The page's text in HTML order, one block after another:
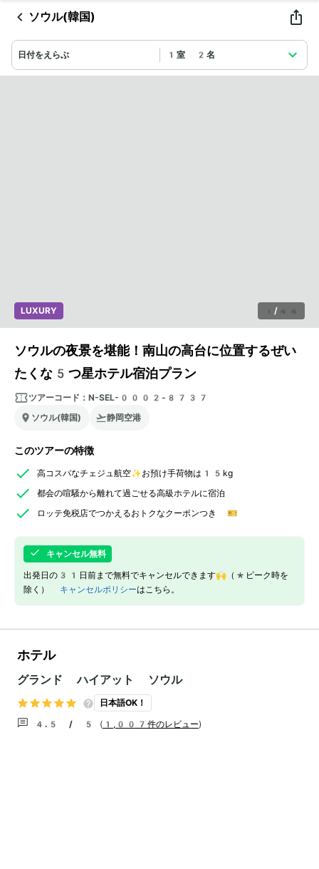
ソウル(韓国)
日付をえらぶ 1室 2名
1 / 44
LUXURY
ソウルの夜景を堪能！南山の高台に位置するぜい
たくな5つ星ホテル宿泊プラン
ツアーコード： N-SEL-0002-8737
ソウル(韓国)
静岡空港
このツアーの特徴
高コスパなチェジュ航空✨お預け手荷物は15kg
都会の喧騒から離れて過ごせる高級ホテルに宿泊
ロッテ免税店でつかえるおトクなクーポンつき 🎫
キャンセル無料
出発日の31日前まで無料でキャンセルできます🙌（*ピーク時を
除く） キャンセルポリシーはこちら。
ホテル
グランド ハイアット ソウル
日本語OK！
4.5 / 5 ( 1,007件のレビュー)